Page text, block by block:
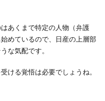
あくまで特定の人物（弁護
めているので、日産の上層部
な気配です。
ける覚悟は必要でしょうね。